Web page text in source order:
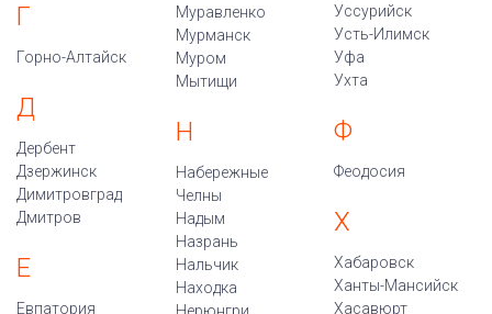
Г
Горно-Алтайск
Д
Дербент
Дзержинск
Димитровград
Дмитров
Е
Евпатория
Муравленко
Мурманск
Муром
Мытищи
Н
Набережные
Челны
Надым
Назрань
Нальчик
Находка
Уссурийск
Усть-Илимск
Уфа
Ухта
Ф
Феодосия
Х
Хабаровск
Ханты-Мансийск
Хасавюрт